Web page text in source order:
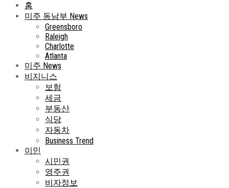
홈
미주 동남부 News
Greensboro
Raleigh
Charlotte
Atlanta
미주 News
비지니스
보험
세금
부동산
식당
자동차
Business Trend
이민
시민권
영주권
비자정보